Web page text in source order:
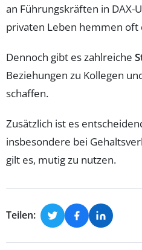
an Führungskräften in
privaten Leben hemmen oft
Dennoch gibt es zahlreiche
Beziehungen zu Kollegen
schaffen.
Zusätzlich ist es
insbesondere bei
gilt es, mutig zu nutzen.
Teilen: